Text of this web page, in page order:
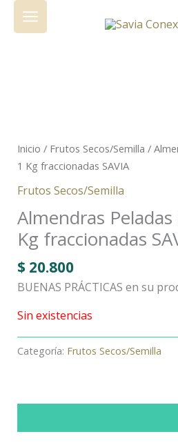
Inicio / Frutos Secos/Semilla /
1 Kg fraccionadas SAVIA
Frutos Secos/Semilla
Almendras
Kg fraccionadas
$20.800
BUENAS PRÁCTICAS en su
Sin existencias
Categoría: Frutos Secos/Semilla